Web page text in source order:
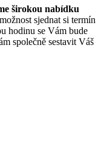
širokou nabídku
sjednat si termín
hodinu se Vám bude
společně sestavit Váš